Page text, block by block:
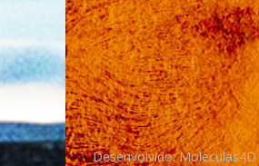
Desenvolvido: